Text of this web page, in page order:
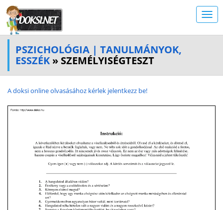
PSZICHOLÓGIA | TANULMÁNYOK,
ESSZÉK » SZEMÉLYISÉGTESZT
A doksi online olvasásához kérlek jelentkezz be!